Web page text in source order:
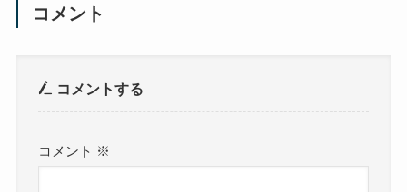
コメント
コメントする
コメント ※